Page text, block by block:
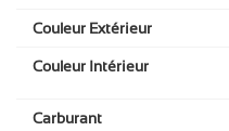
Couleur Extérieur
Couleur Intérieur
Carburant